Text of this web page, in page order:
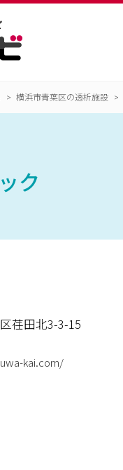
横浜市青葉区の透析施設
ク
荏田北3-3-15
kai.com/